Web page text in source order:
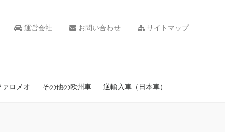
運営会社 お問い合わせ サイトマップ
ァロメオ その他の欧州車 逆輸入車（日本車）